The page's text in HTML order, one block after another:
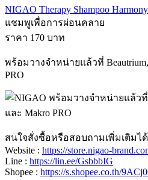
NIGAO Therapy Shampoo Harmony
แชมพูเพื่อการผ่อนคลาย
ราคา 170 บาท
พร้อมวางจำหน่ายแล้วที่
PRO
สนใจสั่งซื้อหรือสอบถามเพิ่มเติมไ
Website : https://store.nigao-
Line : https://lin.ee/GsbbbIG
Shopee : https://s.shopee.co.th/